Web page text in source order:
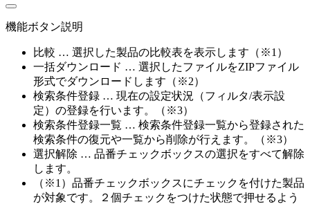
機能ボタン説明
比較 … 選択した製品の比較表を表示します（※1）
一括ダウンロード … 選択したファイルをZIPファイル
形式でダウンロードします（※2）
検索条件登録 … 現在の設定状況（フィルタ/表示設
定）の登録を行います。（※3）
検索条件登録一覧 … 検索条件登録一覧から登録された
検索条件の復元や一覧から削除が行えます。（※3）
選択解除 … 品番チェックボックスの選択をすべて解除
します。
（※1）品番チェックボックスにチェックを付けた製品
が対象です。２個チェックをつけた状態で押せるよう